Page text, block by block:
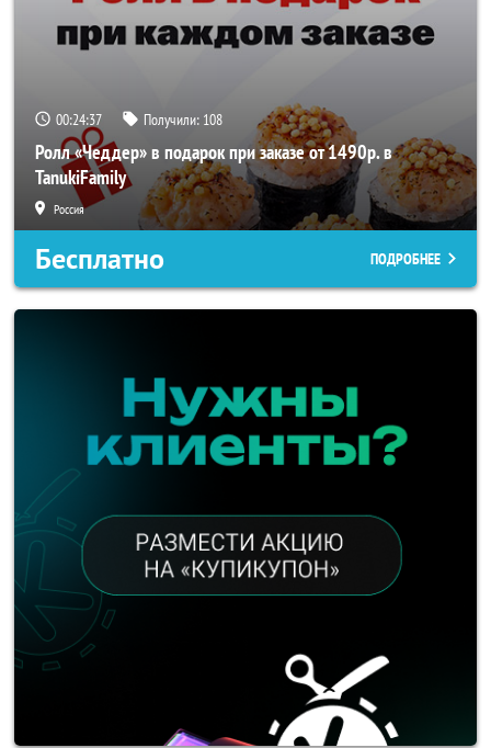
00:24:36 Получили: 108
Ролл «Чеддер» в подарок при заказе от 1490р. в
TanukiFamily
Россия
Бесплатно ПОДРОБНЕЕ